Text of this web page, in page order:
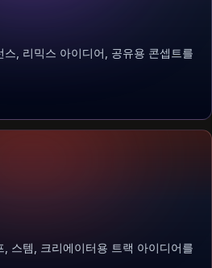
, 리믹스 아이디어, 공유용 콘셉트를
스템, 크리에이터용 트랙 아이디어를